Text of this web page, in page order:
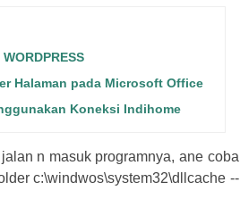
Halaman pada Microsoft Office
Koneksi Indihome
n masuk programnya, ane coba
c:\windwos\system32\dllcache --